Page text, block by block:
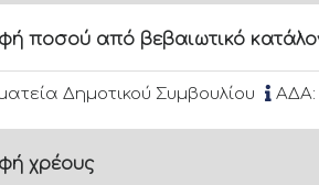
ποσού από βεβαιωτικό
Δημοτικού Συμβουλίου
χρέους